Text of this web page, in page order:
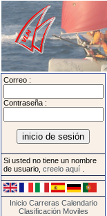
Correo :
Contraseña :
Si usted no tiene un nombre
de usuario, creelo aquí
Inicio Carreras Calendario
Clasificación Moviles